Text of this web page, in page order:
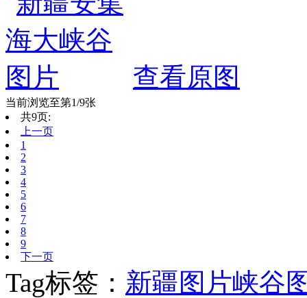
查看原图
当前浏览至第1/9张
共9页:
上一页
1
2
3
4
5
6
7
8
9
下一页
Tag标签： 新疆图片峡谷